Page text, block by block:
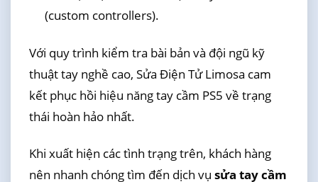
(custom controllers).
Với quy trình kiểm tra bài bản và đội ngũ kỹ
thuật tay nghề cao, Sửa Điện Tử Limosa cam
kết phục hồi hiệu năng tay cầm PS5 về trạng
thái hoàn hảo nhất.
Khi xuất hiện các tình trạng trên, khách hàng
nên nhanh chóng tìm đến dịch vụ sửa tay cầm